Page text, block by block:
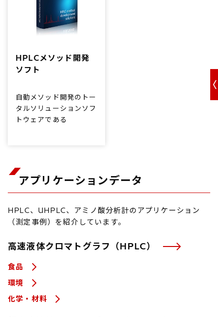
HPLCメソッド開発
ソフト
自動メソッド開発のトー
タルソリューションソフ
トウェアである
AutoRobust（頑健性評
価）といったHPLC・
務をサポートするソフト
ウェア製品です。
さい
アプリケーションデータ
HPLC、UHPLC、アミノ酸分析計のアプリケーション
（測定事例）を紹介しています。
高速液体クロマトグラフ（HPLC）
食品
環境
化学・材料